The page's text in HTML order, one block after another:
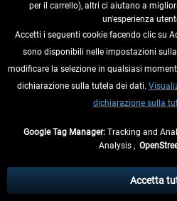
RECEDERE DAL CONTRATTO
INFORMAZIONI
eventualmente le spese di spedizione,
** Riguarda le spedizioni al di fuori della
per il carrello), altri ci aiutano a
un'esperienza
Accetti i seguenti cookie facendo clic su
sono disponibili nelle impostazioni
modificare la selezione in qualsiasi
dichiarazione sulla tutela dei dati.
dichiarazione sulla
Google Tag Manager: Tracking and
Analysis ,
Accetta